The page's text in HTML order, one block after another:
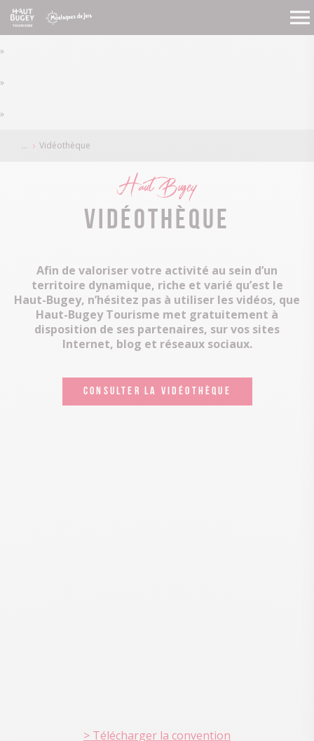
»
»
»
Vidéothèque
Haut Bugey
Vidéothèque
Afin de valoriser votre activité au sein d’un
territoire dynamique, riche et varié qu’est le
Haut-Bugey, n’hésitez pas à utiliser les vidéos, que
Haut-Bugey Tourisme met gratuitement à
disposition de ses partenaires, sur vos sites
Internet, blog et réseaux sociaux.
CONSULTER LA VIDÉOTHÈQUE
> Télécharger la convention